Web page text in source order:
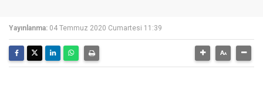
Yayınlanma: 04 Temmuz 2020 Cumartesi 11:39